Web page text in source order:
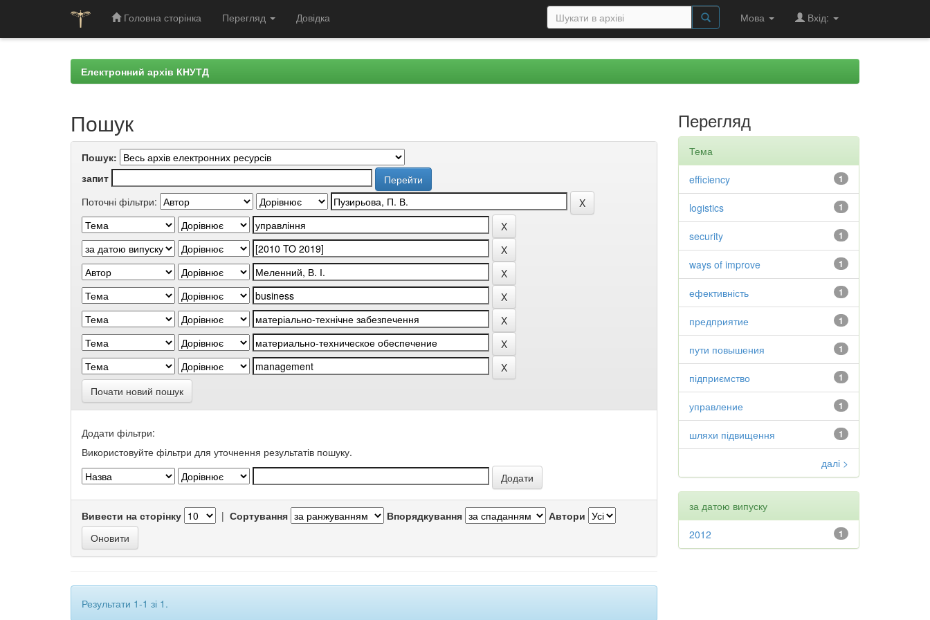
Головна сторінка Перегляд Довідка Мова Вхід:
Електронний архів КНУТД
Пошук
Пошук:
запит
Поточні фільтри:
Почати новий пошук
Додати фільтри:
Використовуйте фільтри для уточнення результатів пошуку.
Вивести на сторінку | Сортування Впорядкування Автори
Результати 1-1 зі 1.
Перегляд
Тема
1
efficiency
1
logistics
1
security
1
ways of improve
1
ефективність
1
предприятие
1
пути повышения
1
підприємство
1
управление
1
шляхи підвищення
далі >
за датою випуску
1
2012